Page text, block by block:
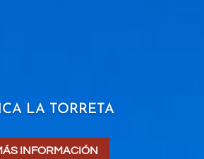
LA TORRETA
INFORMACIÓN